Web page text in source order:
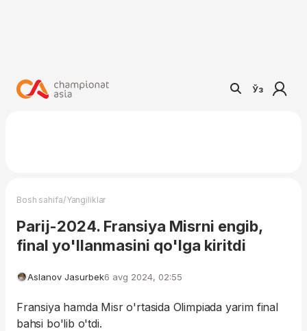
Ўз
Bosh sahifa/Yangiliklar
Parij-2024. Fransiya Misrni engib,
final yo'llanmasini qo'lga kiritdi
Aslanov Jasurbek6 avg 2024, 02:55
Fransiya hamda Misr o'rtasida Olimpiada yarim final
bahsi bo'lib o'tdi.